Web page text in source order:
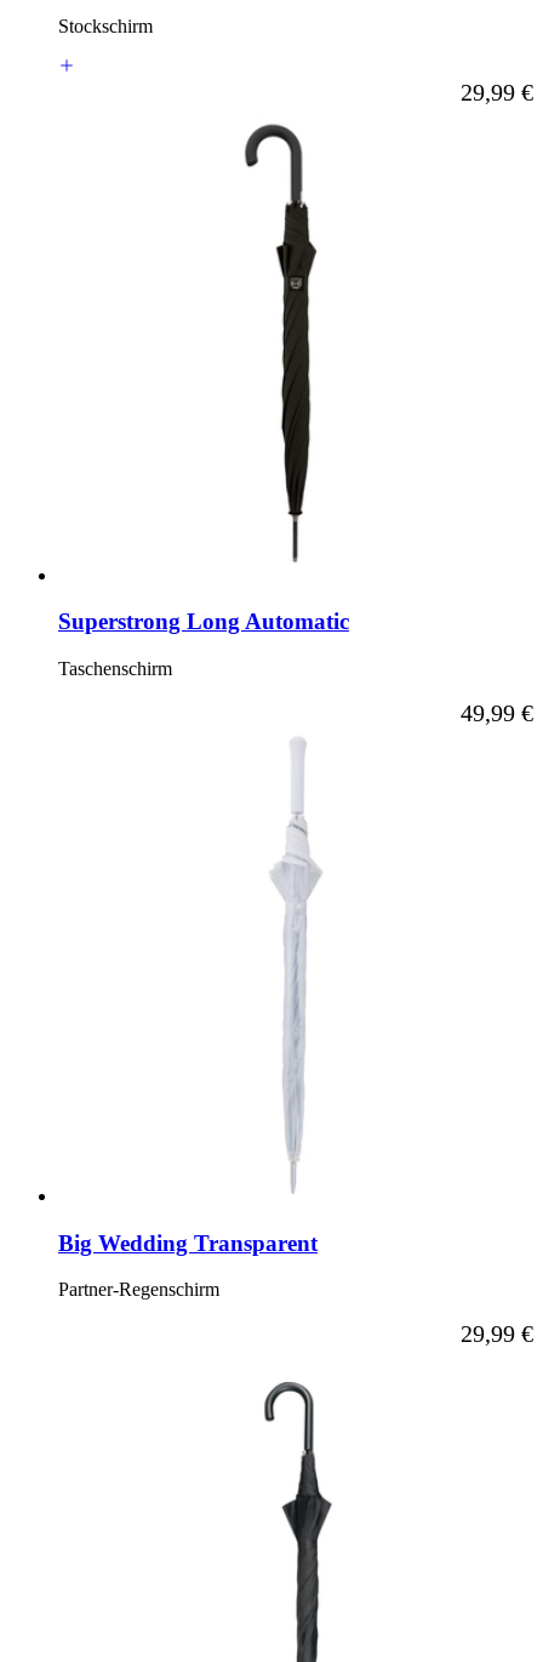
Stockschirm
Ab
29,99 €
Superstrong Long Automatic
Taschenschirm
Ab
49,99 €
Big Wedding Transparent
Partner-Regenschirm
29,99 €